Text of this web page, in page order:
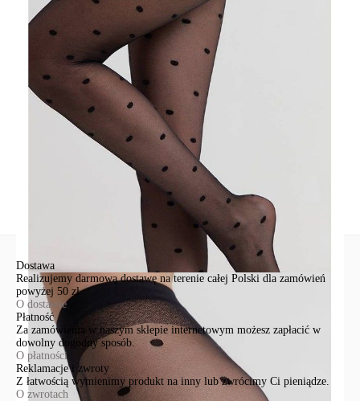
poliamid 87% elastan 13%
Udostępnij produkt
Podmiot odpowiedzialny
EuroTrade Tex Sp z o.o.
Św. Teresy 91
91-341, Łódź, Polska
+48 500-503-636
info@conteshop.pl
Ten produkt nie ma pytań Możesz zadać pytanie, klikając przycisk
Zadaj pytanie
Dostawa
Realizujemy darmową dostawę na terenie całej Polski dla zamówień
powyżej 50 zł.
O dostawie
Płatność
Za zamówienia w naszym sklepie internetowym możesz zapłacić w
dowolny dogodny sposób.
O płatności
Reklamacje i zwroty
Z łatwością wymienimy produkt na inny lub zwrócimy Ci pieniądze.
O zwrotach